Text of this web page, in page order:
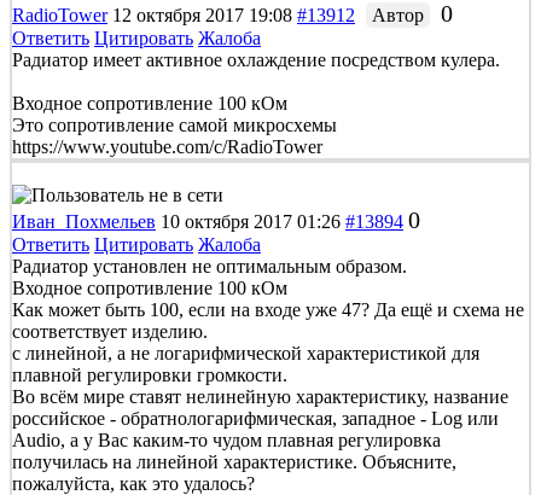
RadioTower 12 октября 2017 19:08 #13912 Автор 0
Ответить Цитировать Жалоба
Радиатор имеет активное охлаждение посредством кулера.
Входное сопротивление 100 кОм
Это сопротивление самой микросхемы
https://www.youtube.com/c/RadioTower
Иван_Похмельев 10 октября 2017 01:26 #13894 0
Ответить Цитировать Жалоба
Радиатор установлен не оптимальным образом.
Входное сопротивление 100 кОм
Как может быть 100, если на входе уже 47? Да ещё и схема не
соответствует изделию.
с линейной, а не логарифмической характеристикой для
плавной регулировки громкости.
Во всём мире ставят нелинейную характеристику, название
российское - обратнологарифмическая, западное - Log или
Audio, а у Вас каким-то чудом плавная регулировка
получилась на линейной характеристике. Объясните,
пожалуйста, как это удалось?